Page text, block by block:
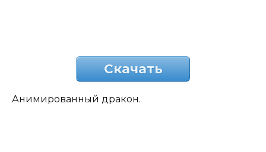
Скачать
Анимированный дракон.